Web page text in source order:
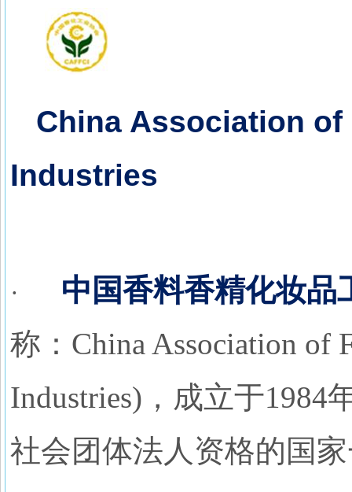
China Association of
Industries
·
中国香料香精化妆品
称：China Association of
Industries)，成立于1984
社会团体法人资格的国